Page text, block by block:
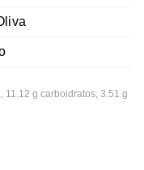
g carboidratos, 3.51 g